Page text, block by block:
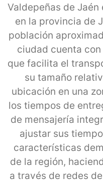
Valdepeñas de
en la provincia de
población
ciudad cuenta
que facilita el
su tamaño
ubicación en una
los tiempos de
de mensajería
ajustar sus
características
de la región,
a través de redes